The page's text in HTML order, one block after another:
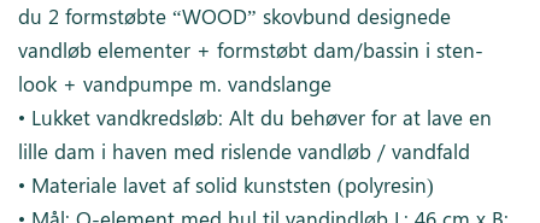
du 2 formstøbte “WOOD” skovbund designede
vandløb elementer + formstøbt dam/bassin i sten-
look + vandpumpe m. vandslange
• Lukket vandkredsløb: Alt du behøver for at lave en
lille dam i haven med rislende vandløb / vandfald
• Materiale lavet af solid kunststen (polyresin)